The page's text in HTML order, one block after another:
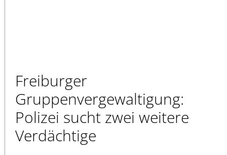
Freiburger
Gruppenvergewaltigung:
Polizei sucht zwei weitere
Verdächtige